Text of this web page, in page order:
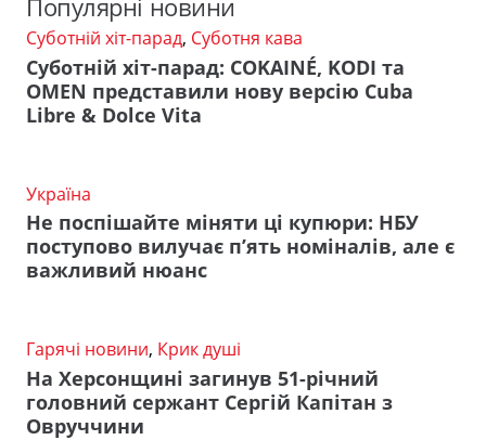
Популярні новини
Суботній хіт-парад, Суботня кава
Суботній хіт-парад: COKAINÉ, KODI та
OMEN представили нову версію Cuba
Libre & Dolce Vita
Україна
Не поспішайте міняти ці купюри: НБУ
поступово вилучає п’ять номіналів, але є
важливий нюанс
Гарячі новини, Крик душі
На Херсонщині загинув 51-річний
головний сержант Сергій Капітан з
Овруччини